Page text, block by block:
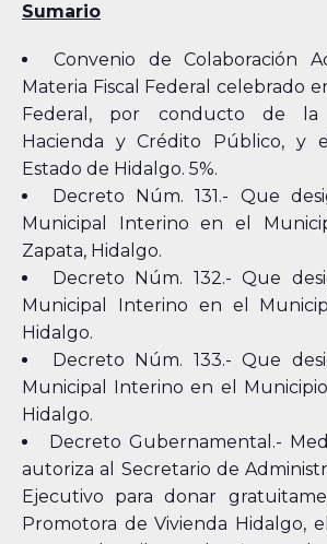
Sumario
Convenio de Colaboración
Materia Fiscal Federal celebrado
Federal, por conducto de la
Hacienda y Crédito Público, y
Estado de Hidalgo. 5%.
Decreto Núm. 131.- Que
Municipal Interino en el
Zapata, Hidalgo.
Decreto Núm. 132.- Que
Municipal Interino en el
Hidalgo.
Decreto Núm. 133.- Que
Municipal Interino en el
Hidalgo.
Decreto Gubernamental.-
autoriza al Secretario de
Ejecutivo para donar
Promotora de Vivienda Hidalgo,